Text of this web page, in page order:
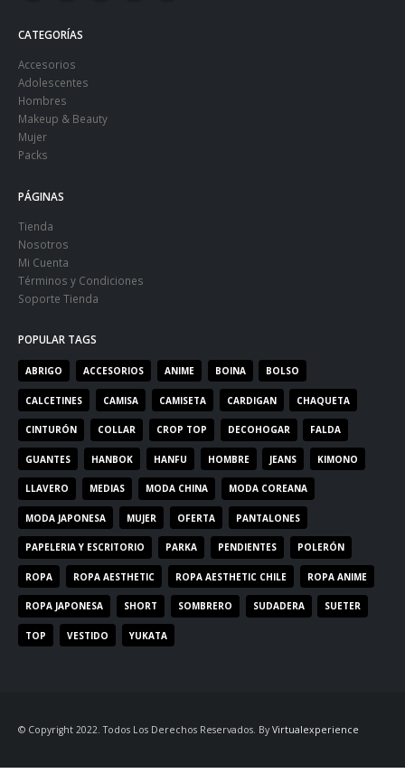
CATEGORÍAS
Accesorios
Adolescentes
Hombres
Makeup & Beauty
Mujer
Packs
PÁGINAS
Tienda
Nosotros
Mi Cuenta
Términos y Condiciones
Soporte Tienda
POPULAR TAGS
ABRIGO ACCESORIOS ANIME BOINA BOLSO
CALCETINES CAMISA CAMISETA CARDIGAN CHAQUETA
CINTURÓN COLLAR CROP TOP DECOHOGAR FALDA
GUANTES HANBOK HANFU HOMBRE JEANS KIMONO
LLAVERO MEDIAS MODA CHINA MODA COREANA
MODA JAPONESA MUJER OFERTA PANTALONES
PAPELERIA Y ESCRITORIO PARKA PENDIENTES POLERÓN
ROPA ROPA AESTHETIC ROPA AESTHETIC CHILE ROPA ANIME
ROPA JAPONESA SHORT SOMBRERO SUDADERA SUETER
TOP VESTIDO YUKATA
© Copyright 2022. Todos Los Derechos Reservados. By Virtualexperience